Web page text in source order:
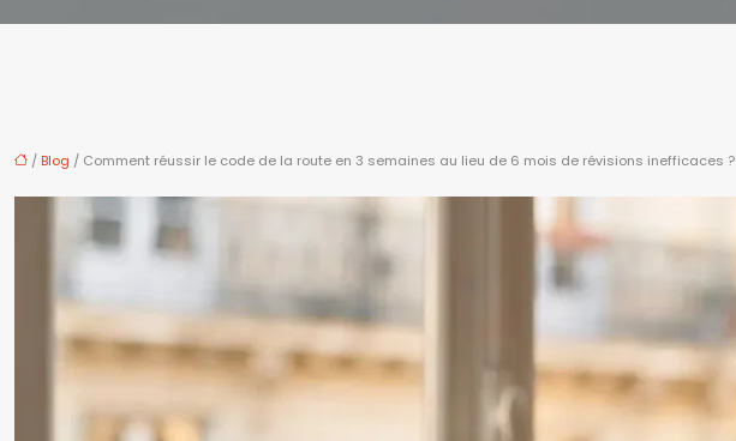
/ Blog / Comment réussir le code de la route en 3 semaines au lieu de 6 mois de révisions inefficaces ?